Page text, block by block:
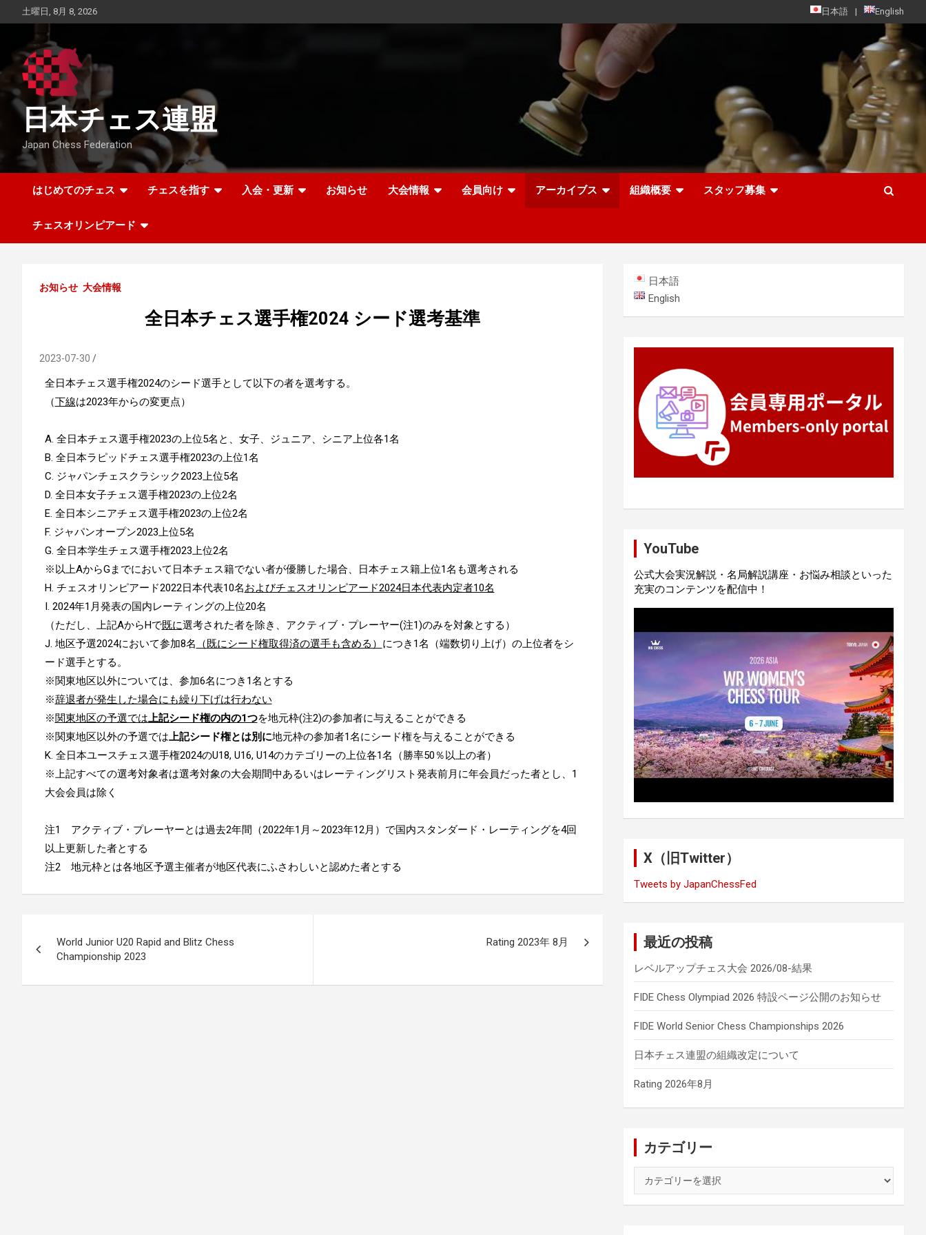
to
土曜日, 8月 8, 2026 日本語 English
日本チェス連盟
Japan Chess Federation
はじめてのチェス チェスを指す 入会・更新 お知らせ 大会情報 会員向け アーカイブス 組織概要 スタッフ募集
チェスオリンピアード
お知らせ 大会情報
全日本チェス選手権2024 シード選考基準
2023-07-30
全日本チェス選手権2024のシード選手として以下の者を選考する。
（下線は2023年からの変更点）
A. 全日本チェス選手権2023の上位5名と、女子、ジュニア、シニア上位各1名
B. 全日本ラピッドチェス選手権2023の上位1名
C. ジャパンチェスクラシック2023上位5名
D. 全日本女子チェス選手権2023の上位2名
E. 全日本シニアチェス選手権2023の上位2名
F. ジャパンオープン2023上位5名
G. 全日本学生チェス選手権2023上位2名
※以上AからGまでにおいて日本チェス籍でない者が優勝した場合、日本チェス籍上位1名も選考される
H. チェスオリンピアード2022日本代表10名およびチェスオリンピアード2024日本代表内定者10名
I. 2024年1月発表の国内レーティングの上位20名
（ただし、上記AからHで既に選考された者を除き、アクティブ・プレーヤー(注1)のみを対象とする）
J. 地区予選2024において参加8名 （既にシード権取得済の選手も含める） につき1名（端数切り上げ）の上位者をシ
ード選手とする。
※関東地区以外については、参加6名につき1名とする
※辞退者が発生した場合にも繰り下げは行わない
※関東地区の予選では上記シード権の内の1つを地元枠(注2)の参加者に与えることができる
※関東地区以外の予選では上記シード権とは別に地元枠の参加者1名にシード権を与えることができる
K. 全日本ユースチェス選手権2024のU18, U16, U14のカテゴリーの上位各1名（勝率50％以上の者）
※上記すべての選考対象者は選考対象の大会期間中あるいはレーティングリスト発表前月に年会員だった者とし、1
大会会員は除く
注1 アクティブ・プレーヤーとは過去2年間（2022年1月～2023年12月）で国内スタンダード・レーティングを4回
以上更新した者とする
注2 地元枠とは各地区予選主催者が地区代表にふさわしいと認めた者とする
稿
ナ
World Junior U20 Rapid and Blitz Chess
Championship 2023
Rating 2023年 8月
日本語
English
YouTube
公式大会実況解説・名局解説講座・お悩み相談といった
充実のコンテンツを配信中！
X（旧Twitter）
Tweets by JapanChessFed
最近の投稿
レベルアップチェス大会 2026/08-結果
FIDE Chess Olympiad 2026 特設ページ公開のお知らせ
FIDE World Senior Chess Championships 2026
日本チェス連盟の組織改定について
Rating 2026年8月
カテゴリー
ゴ